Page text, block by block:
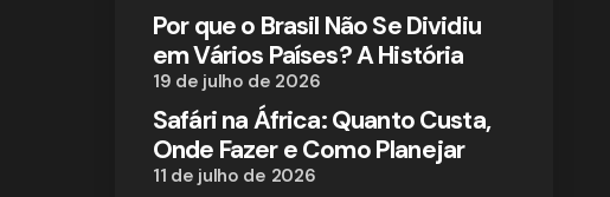
Por que o Brasil Não Se Dividiu
em Vários Países? A História
19 de julho de 2026
Safári na África: Quanto Custa,
Onde Fazer e Como Planejar
11 de julho de 2026